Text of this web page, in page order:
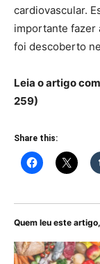
cardiovascular.
importante fazer
foi descoberto
Leia o artigo
259)
Share this:
Quem leu este